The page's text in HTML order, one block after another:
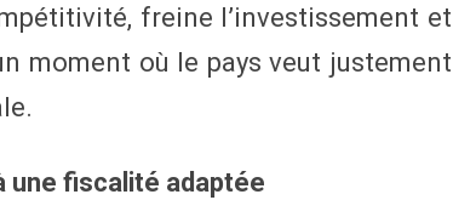
freine l’investissement et
moment où le pays veut justement
une fiscalité adaptée